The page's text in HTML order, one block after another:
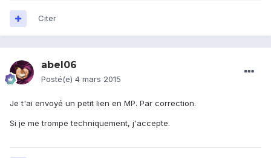
Citer
abel06
Posté(e) 4 mars 2015
Je t'ai envoyé un petit lien en MP. Par correction.
Si je me trompe techniquement, j'accepte.